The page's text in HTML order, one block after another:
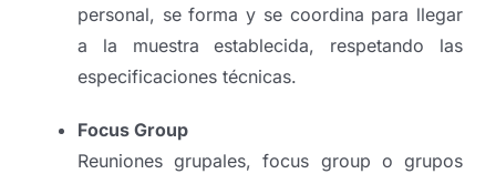
personal, se forma y se coordina para llegar
a la muestra establecida, respetando las
especificaciones técnicas.
Focus Group
Reuniones grupales, focus group o grupos